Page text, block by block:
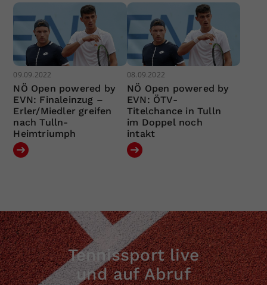
09.09.2022
NÖ Open powered by
EVN: Finaleinzug –
Erler/Miedler greifen
nach Tulln-
Heimtriumph
08.09.2022
NÖ Open powered by
EVN: ÖTV-
Titelchance in Tulln
im Doppel noch
intakt
Tennissport live
und auf Abruf